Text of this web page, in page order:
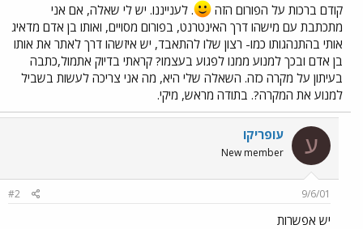
קודם ברכות על הפורום הזה
. לענייננו. יש לי שאלה, אם אני
מתכתבת עם מישהו דרך האינטרנט, בפורום מסויים, ואותו בן אדם מדאיג
אותי בהתנהגותו כמו- רצון שלו להתאבד, יש איזשהו דרך לאתר את אותו
בן אדם ובכך למנוע ממנו לפגוע בעצמו? קראתי בדיוק אתמול,כתבה
בעיתון על מקרה כזה. השאלה שלי היא, מה אני צריכה לעשות בשביל
למנוע את המקרה?. בתודה מראש, מיקי.
ע עופריקו
New member
9/6/01
#2
יש אפשרות